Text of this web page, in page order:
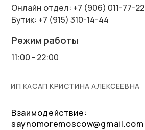
Взаимодействие:
saynomoremoscow@gmail.com
Режим работы
11:00 - 22:00
Онлайн отдел: +7 (906) 011-77-22
Бутик: +7 (915) 310-14-44
ИП КАСАП КРИСТИНА АЛЕКСЕЕВНА